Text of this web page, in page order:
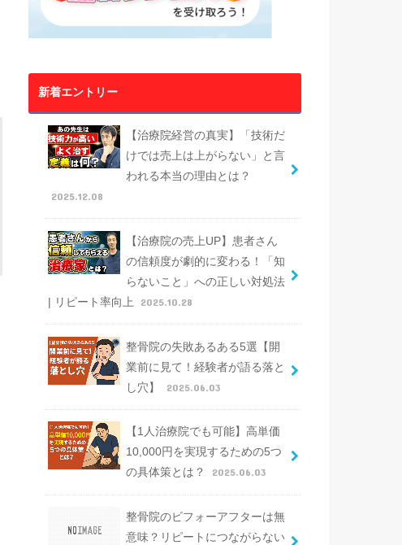
新着エントリー
【治療院経営の真実】「技術だ
けでは売上は上がらない」と言
われる本当の理由とは？
2025.12.08
【治療院の売上UP】患者さん
の信頼度が劇的に変わる！「知
らないこと」への正しい対処法
| リピート率向上
2025.10.28
整骨院の失敗あるある5選【開
業前に見て！経験者が語る落と
し穴】
2025.06.03
【1人治療院でも可能】高単価
10,000円を実現するための5つ
の具体策とは？
2025.06.03
整骨院のビフォーアフターは無
意味？リピートにつながらない